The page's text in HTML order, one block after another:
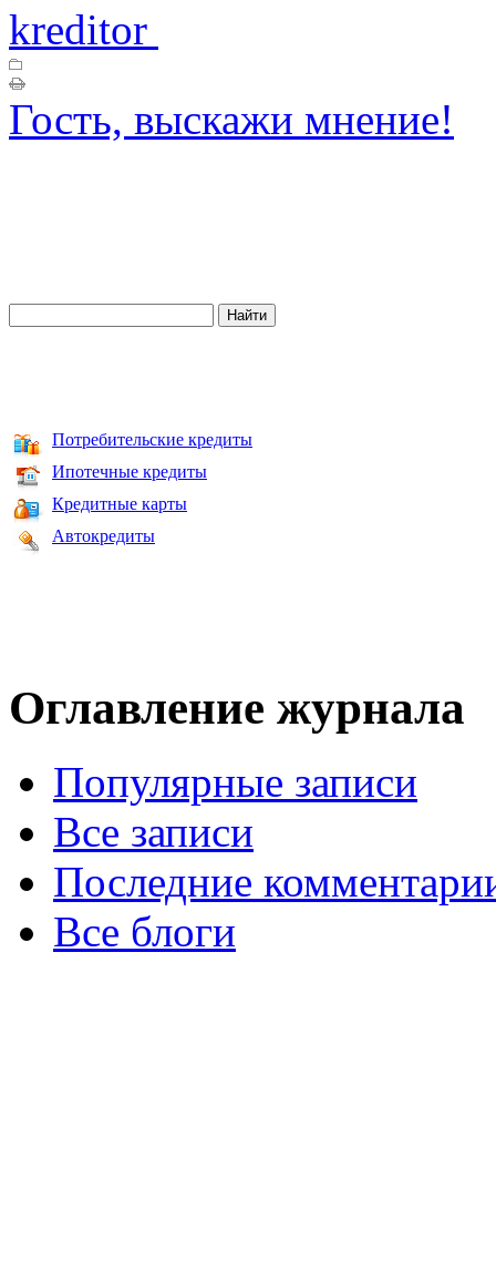
kreditor
Гость, выскажи мнение!
Потребительские кредиты
Ипотечные кредиты
Кредитные карты
Автокредиты
Оглавление журнала
Популярные записи
Все записи
Последние
Все блоги